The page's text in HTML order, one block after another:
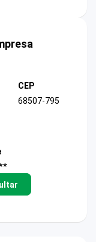
CEP
68507-795